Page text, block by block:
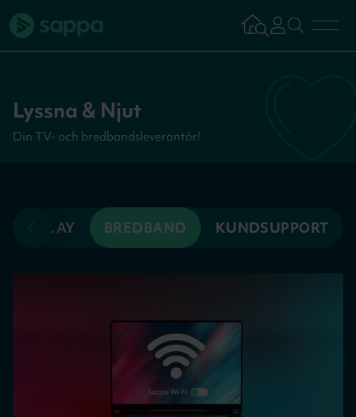
TV & Streaming
Kundsupport
Lyssna & Njut
Din TV- och bredbandsleverantör!
TV & PLAY BREDBAND KUNDSUPPORT